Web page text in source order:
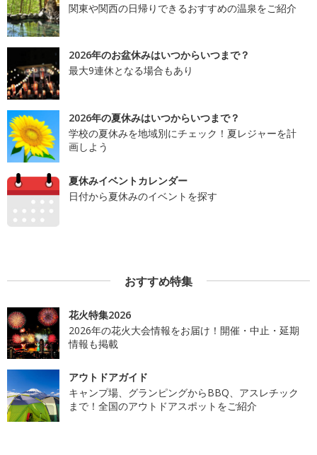
関東や関西の日帰りできるおすすめの温泉をご紹介
2026年のお盆休みはいつからいつまで？
最大9連休となる場合もあり
2026年の夏休みはいつからいつまで？
学校の夏休みを地域別にチェック！夏レジャーを計
画しよう
夏休みイベントカレンダー
日付から夏休みのイベントを探す
おすすめ特集
花火特集2026
2026年の花火大会情報をお届け！開催・中止・延期
情報も掲載
アウトドアガイド
キャンプ場、グランピングからBBQ、アスレチック
まで！全国のアウトドアスポットをご紹介